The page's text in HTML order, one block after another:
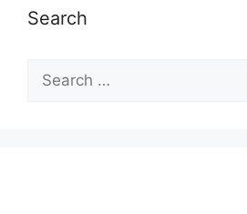
Search